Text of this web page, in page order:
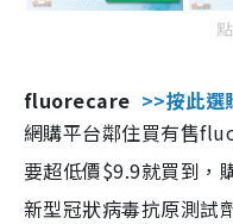
fluorecare >>按此選
網購平台鄰住買有售
要超低價$9.9就買到，
新型冠狀病毒抗原測試